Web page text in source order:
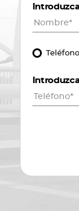
Teléfono